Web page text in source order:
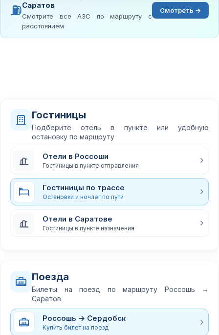
⛽Саратов
Смотрите все АЗС по маршруту с
расстоянием
Смотреть →
Гостиницы
Подберите отель в пункте или удобную
остановку по маршруту
Отели в Россоши
Гостиницы в пункте отправления
Гостиницы по трассе
Остановки и ночлег по пути
Отели в Саратове
Гостиницы в пункте назначения
Поезда
Билеты на поезд по маршруту Россошь →
Саратов
Россошь → Сердобск
Купить билет на поезд